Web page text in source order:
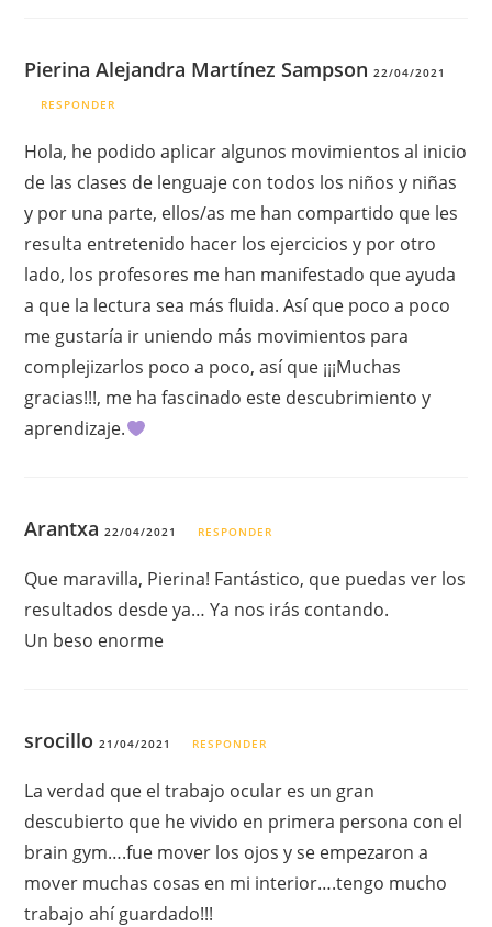
Pierina Alejandra Martínez Sampson22/04/2021
RESPONDER
Hola, he podido aplicar algunos movimientos al inicio
de las clases de lenguaje con todos los niños y niñas
y por una parte, ellos/as me han compartido que les
resulta entretenido hacer los ejercicios y por otro
lado, los profesores me han manifestado que ayuda
a que la lectura sea más fluida. Así que poco a poco
me gustaría ir uniendo más movimientos para
complejizarlos poco a poco, así que ¡¡¡Muchas
gracias!!!, me ha fascinado este descubrimiento y
aprendizaje.
Arantxa 22/04/2021 RESPONDER
Que maravilla, Pierina! Fantástico, que puedas ver los
resultados desde ya… Ya nos irás contando.
Un beso enorme
srocillo21/04/2021 RESPONDER
La verdad que el trabajo ocular es un gran
descubierto que he vivido en primera persona con el
brain gym….fue mover los ojos y se empezaron a
mover muchas cosas en mi interior….tengo mucho
trabajo ahí guardado!!!